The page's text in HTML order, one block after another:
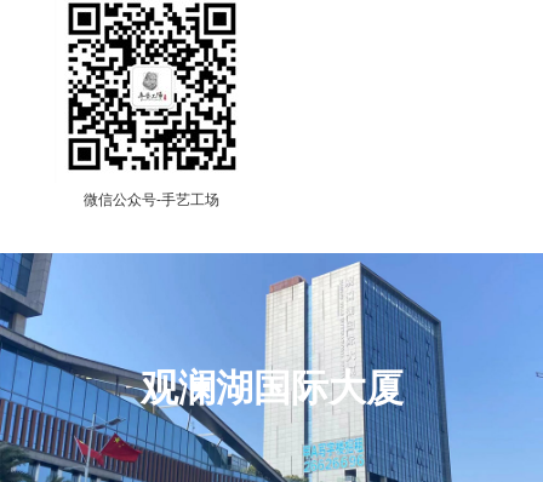
微信公众号-手艺工场
观澜湖国际大厦